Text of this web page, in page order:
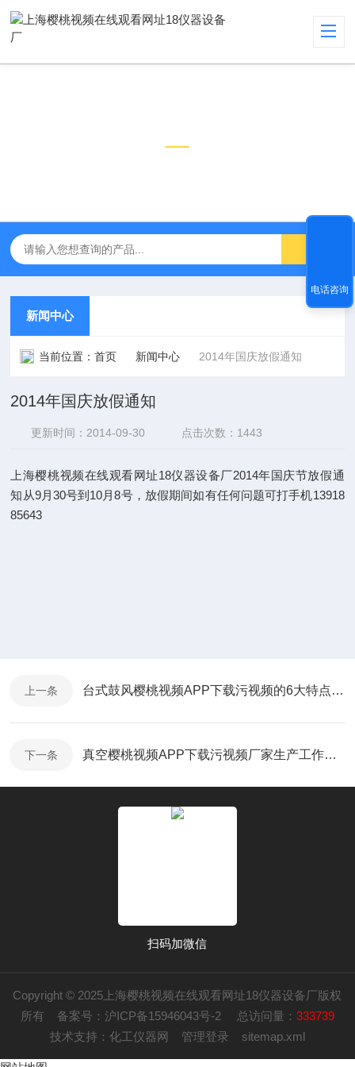
新闻中心
当前位置：首页 新闻中心 2014年国庆放假通知
2014年国庆放假通知
更新时间：2014-09-30 点击次数：1443
上海樱桃视频在线观看网址18仪器设备厂2014年国庆节放假通
知从9月30号到10月8号，放假期间如有任何问题可打手机13918
85643
上一条 台式鼓风樱桃视频APP下载污视频的6大特点介绍
下一条 真空樱桃视频APP下载污视频厂家生产工作原理及用途
扫码加微信
Copyright © 2025上海樱桃视频在线观看网址18仪器设备厂版权
所有 备案号：沪ICP备15946043号-2 总访问量： 333739
技术支持： 化工仪器网 管理登录 sitemap.xml
电话咨询